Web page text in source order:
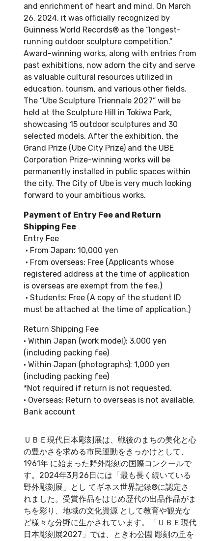
and enrichment of heart and mind. On March
26, 2024, it was officially recognized by
Guinness World Records® as the “longest-
running outdoor sculpture competition.”
Award-winning works, along with entries from
past exhibitions, now adorn the city and serve
as valuable cultural resources utilized in
education, tourism, and various other fields.
The “Ube Sculpture Triennale 2027” will be
held at the Sculpture Hill in Tokiwa Park,
showcasing 15 outdoor sculptures and 30
selected models. After the exhibition, the
Grand Prize (Ube City Prize) and the UBE
Corporation Prize-winning works will be
permanently installed in public spaces within
the city. The City of Ube is very much looking
forward to your ambitious works.
Payment of Entry Fee and Return
Shipping Fee
Entry Fee
• From Japan: 10,000 yen
• From overseas: Free (Applicants whose
registered address at the time of application
is overseas are exempt from the fee.)
• Students: Free (A copy of the student ID
must be attached at the time of application.)
Return Shipping Fee
• Within Japan (work model): 3,000 yen
(including packing fee)
• Within Japan (photographs): 1,000 yen
(including packing fee)
*Not required if return is not requested.
• Overseas: Return to overseas is not available.
Bank account
ＵＢＥ現代日本彫刻展は、戦後のまちの美化と心
の豊かさを求める市民運動をきっかけとして、
1961年 に始まった野外彫刻の国際コンクールで
す。2024年3月26日には「最も長く続いている
野外彫刻展」とし てギネス世界記録®に認定さ
れました。受賞作品をはじめ歴代の出品作品がま
ちを彩り、地域の文化資源 として教育や観光な
ど様々な分野に生かされています。「ＵＢＥ現代
日本彫刻展2027」では、ときわ公園 彫刻の丘を